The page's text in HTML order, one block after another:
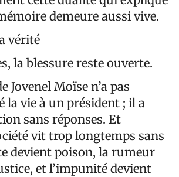
demeure aussi vive.
vérité
la blessure reste ouverte.
Jovenel Moïse n’a pas
la vie à un président ; il a
sans réponses. Et
vit trop longtemps sans
devient poison, la rumeur
et l’impunité devient